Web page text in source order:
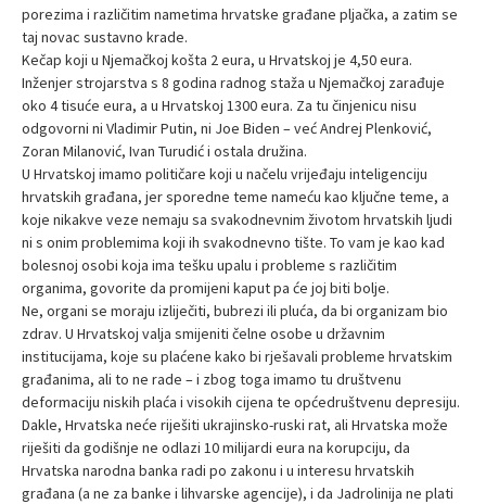
porezima i različitim nametima hrvatske građane pljačka, a zatim se
taj novac sustavno krade.
Kečap koji u Njemačkoj košta 2 eura, u Hrvatskoj je 4,50 eura.
Inženjer strojarstva s 8 godina radnog staža u Njemačkoj zarađuje
oko 4 tisuće eura, a u Hrvatskoj 1300 eura. Za tu činjenicu nisu
odgovorni ni Vladimir Putin, ni Joe Biden – već Andrej Plenković,
Zoran Milanović, Ivan Turudić i ostala družina.
U Hrvatskoj imamo političare koji u načelu vrijeđaju inteligenciju
hrvatskih građana, jer sporedne teme nameću kao ključne teme, a
koje nikakve veze nemaju sa svakodnevnim životom hrvatskih ljudi
ni s onim problemima koji ih svakodnevno tište. To vam je kao kad
bolesnoj osobi koja ima tešku upalu i probleme s različitim
organima, govorite da promijeni kaput pa će joj biti bolje.
Ne, organi se moraju izliječiti, bubrezi ili pluća, da bi organizam bio
zdrav. U Hrvatskoj valja smijeniti čelne osobe u državnim
institucijama, koje su plaćene kako bi rješavali probleme hrvatskim
građanima, ali to ne rade – i zbog toga imamo tu društvenu
deformaciju niskih plaća i visokih cijena te općedruštvenu depresiju.
Dakle, Hrvatska neće riješiti ukrajinsko-ruski rat, ali Hrvatska može
riješiti da godišnje ne odlazi 10 milijardi eura na korupciju, da
Hrvatska narodna banka radi po zakonu i u interesu hrvatskih
građana (a ne za banke i lihvarske agencije), i da Jadrolinija ne plati